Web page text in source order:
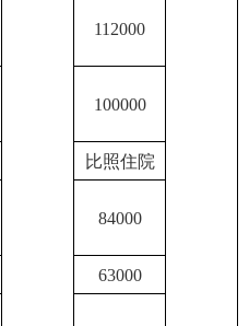
112000
100000
比照住院
84000
63000